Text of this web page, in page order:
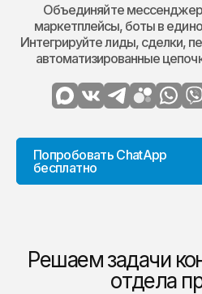
Объединяйте
маркетплейсы, боты в
Интегрируйте лиды, сделки,
автоматизированные
Попробовать ChatApp
бесплатно
Решаем задачи
отдела